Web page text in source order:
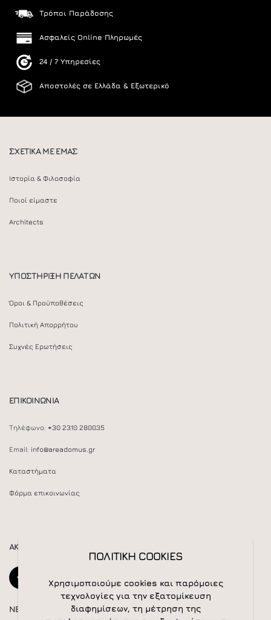
Τρόποι Παράδοσης
Ασφαλείς Online Πληρωμές
24 / 7 Υπηρεσίες
Αποστολές σε Ελλάδα & Εξωτερικό
ΣΧΕΤΙΚΑ ΜΕ ΕΜΑΣ
Ιστορία & Φιλοσοφία
Ποιοί είμαστε
Architects
ΥΠΟΣΤΗΡΙΞΗ ΠΕΛΑΤΩΝ
Όροι & Προϋποθέσεις
Πολιτική Απορρήτου
Συχνές Ερωτήσεις
ΕΠΙΚΟΙΝΩΝΙΑ
Τηλέφωνο: +30 2310 280035
Email: info@areadomus.gr
Καταστήματα
Φόρμα επικοινωνίας
ΑΚΟΛΟΥΘΕΙΣΤΕ ΜΑΣ
NEWSLETTER
ΠΟΛΙΤΙΚΗ COOKIES
Χρησιμοποιούμε cookies και παρόμοιες
τεχνολογίες για την εξατομίκευση
διαφημίσεων, τη μέτρηση της